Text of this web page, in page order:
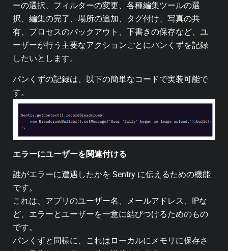
ーの選択、フィルターの変更、各種編集ツールの選
択、編集の完了、場所の追加、タグ付け、写真の共
有、プロセスのバックアウト、下書きの保存など、ユ
ーザーが行う主要なアクションごとにパンくずを記録
したいとします。
パンくずの記録は、以下の簡単なコードで実装可能で
す。
エラーにユーザーを関連付ける
誰がエラーに遭遇したかを Sentry に伝えるための機能
です。
これは、アプリのユーザー名、メールアドレス、IPな
ど、エラーとユーザーを一意に結びつけるためのもの
です。
パンくずと同様に、これはローカルにメモリに保存さ